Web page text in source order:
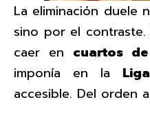
La eliminación duele
sino por el
caer en cuartos
imponía en la
accesible. Del orden